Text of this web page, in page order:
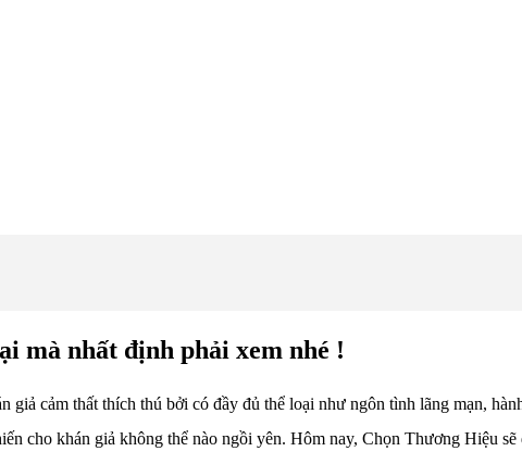
mà nhất định phải xem nhé !
cảm thất thích thú bởi có đầy đủ thể loại như ngôn tình lãng mạn,
cho khán giả không thể nào ngồi yên. Hôm nay, Chọn Thương Hiệu